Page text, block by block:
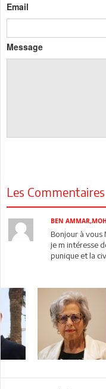
Email
Message
Les Commentaires
BEN
Bonjour à vous
je m intéresse
punique et la